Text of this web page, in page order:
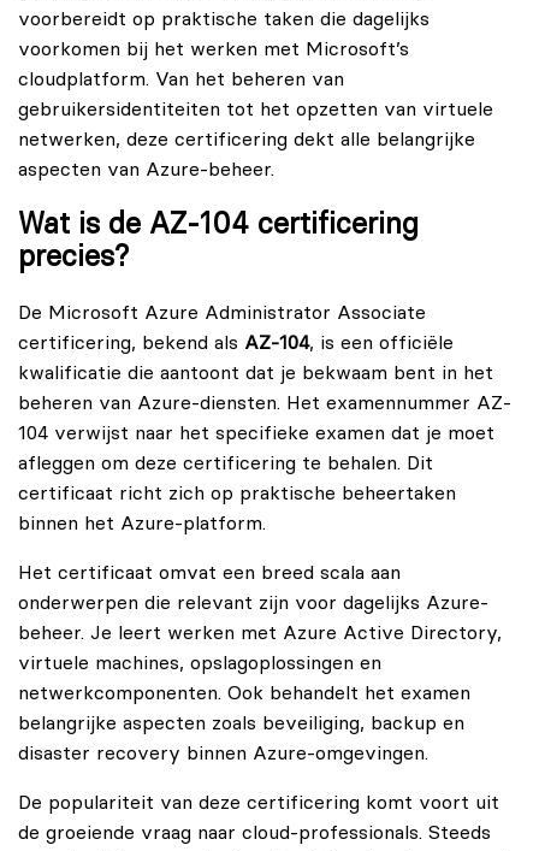
voorbereidt op praktische taken die dagelijks
voorkomen bij het werken met Microsoft’s
cloudplatform. Van het beheren van
gebruikersidentiteiten tot het opzetten van virtuele
netwerken, deze certificering dekt alle belangrijke
aspecten van Azure-beheer.
Wat is de AZ-104 certificering
precies?
De Microsoft Azure Administrator Associate
certificering, bekend als AZ-104, is een officiële
kwalificatie die aantoont dat je bekwaam bent in het
beheren van Azure-diensten. Het examennummer AZ-
104 verwijst naar het specifieke examen dat je moet
afleggen om deze certificering te behalen. Dit
certificaat richt zich op praktische beheertaken
binnen het Azure-platform.
Het certificaat omvat een breed scala aan
onderwerpen die relevant zijn voor dagelijks Azure-
beheer. Je leert werken met Azure Active Directory,
virtuele machines, opslagoplossingen en
netwerkcomponenten. Ook behandelt het examen
belangrijke aspecten zoals beveiliging, backup en
disaster recovery binnen Azure-omgevingen.
De populariteit van deze certificering komt voort uit
de groeiende vraag naar cloud-professionals. Steeds